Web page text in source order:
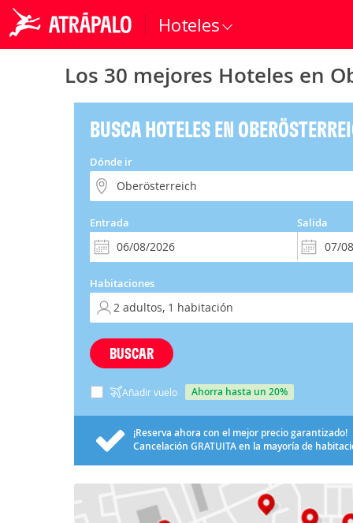
Hoteles
Los 30 mejores Hoteles en
BUSCA HOTELES EN
Dónde ir
Entrada Salida
Habitaciones
BUSCAR
Añadir vuelo ahorra hasta un 20%
¡Reserva ahora con el mejor precio garantizado!
Cancelación GRATUITAen la mayoría de